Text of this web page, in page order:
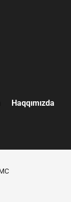
Haqqımızda